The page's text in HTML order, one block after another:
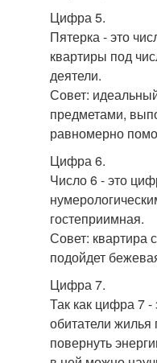
Цифра 5.
Пятерка - это
квартиры под
деятели.
Совет:
предметами,
равномерно
Цифра 6.
Число 6 - это
гостеприимная.
Совет: квартира
подойдет
Цифра 7.
Так как цифра 7
обитатели
повернуть